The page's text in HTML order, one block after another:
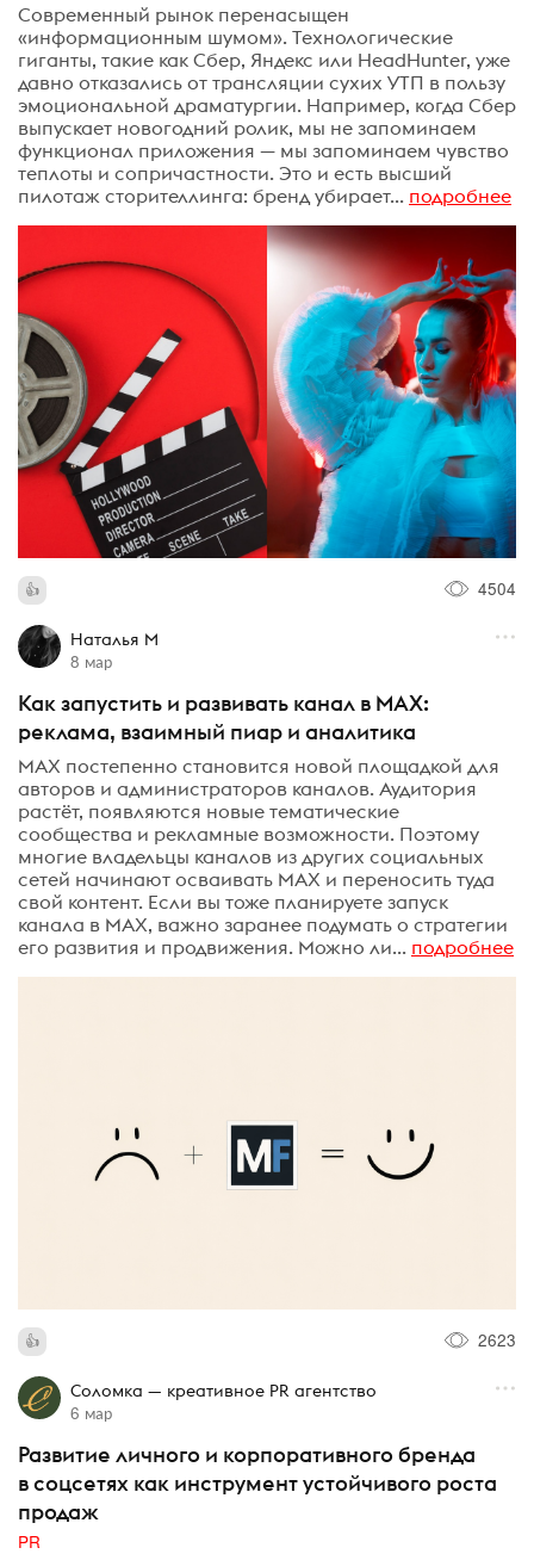
Современный рынок перенасыщен
«информационным шумом». Технологические
гиганты, такие как Сбер, Яндекс или HeadHunter, уже
давно отказались от трансляции сухих УТП в пользу
эмоциональной драматургии. Например, когда Сбер
выпускает новогодний ролик, мы не запоминаем
функционал приложения — мы запоминаем чувство
теплоты и сопричастности. Это и есть высший
пилотаж сторителлинга: бренд убирает... подробнее
4504
Наталья M
8 мар
Как запустить и развивать канал в MAX:
реклама, взаимный пиар и аналитика
MAX постепенно становится новой площадкой для
авторов и администраторов каналов. Аудитория
растёт, появляются новые тематические
сообщества и рекламные возможности. Поэтому
многие владельцы каналов из других социальных
сетей начинают осваивать MAX и переносить туда
свой контент. Если вы тоже планируете запуск
канала в MAX, важно заранее подумать о стратегии
его развития и продвижения. Можно ли... подробнее
2623
Соломка — креативное PR агентство
6 мар
Развитие личного и корпоративного бренда
в соцсетях как инструмент устойчивого роста
продаж
PR